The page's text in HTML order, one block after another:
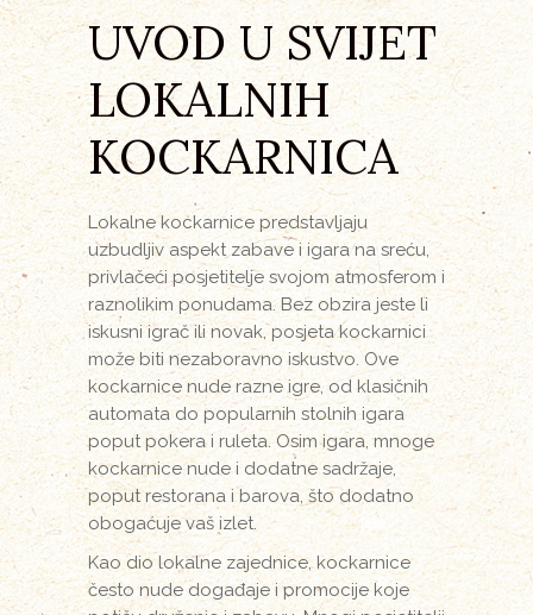
UVOD U SVIJET
LOKALNIH
KOCKARNICA
Lokalne kockarnice predstavljaju
uzbudljiv aspekt zabave i igara na sreću,
privlačeći posjetitelje svojom atmosferom i
raznolikim ponudama. Bez obzira jeste li
iskusni igrač ili novak, posjeta kockarnici
može biti nezaboravno iskustvo. Ove
kockarnice nude razne igre, od klasičnih
automata do popularnih stolnih igara
poput pokera i ruleta. Osim igara, mnoge
kockarnice nude i dodatne sadržaje,
poput restorana i barova, što dodatno
obogaćuje vaš izlet.
Kao dio lokalne zajednice, kockarnice
često nude događaje i promocije koje